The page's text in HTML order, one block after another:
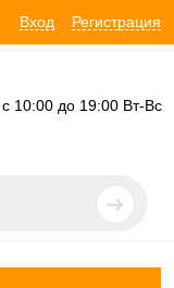
Вход Регистрация
с 10:00 до 19:00 Вт-Вс